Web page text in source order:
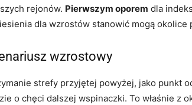
rejonów. Pierwszym oporem dla
dla wzrostów stanowić mogą okolice
wzrostowy
strefy przyjętej powyżej, jako punkt
o chęci dalszej wspinaczki. To właśnie z